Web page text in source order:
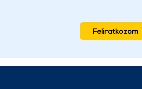
Feliratkozom